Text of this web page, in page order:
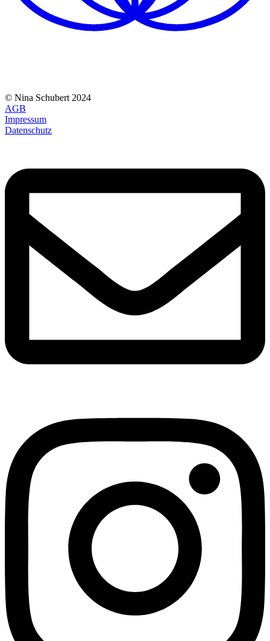
© Nina Schubert 2024
AGB
Impressum
Datenschutz